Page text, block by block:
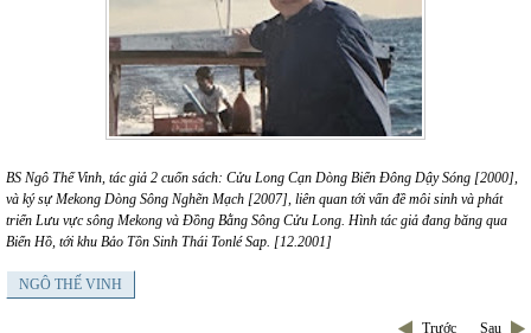
BS Ngô Thế Vinh, tác giả 2 cuốn sách: Cửu Long Cạn Dòng Biển Đông Dậy Sóng [2000],
và ký sự Mekong Dòng Sông Nghẽn Mạch [2007], liên quan tới vấn đề môi sinh và phát
triển Lưu vực sông Mekong và Đồng Bằng Sông Cửu Long. Hình tác giả đang băng qua
Biển Hồ, tới khu Bảo Tồn Sinh Thái Tonlé Sap. [12.2001]
NGÔ THẾ VINH
Trước Sau